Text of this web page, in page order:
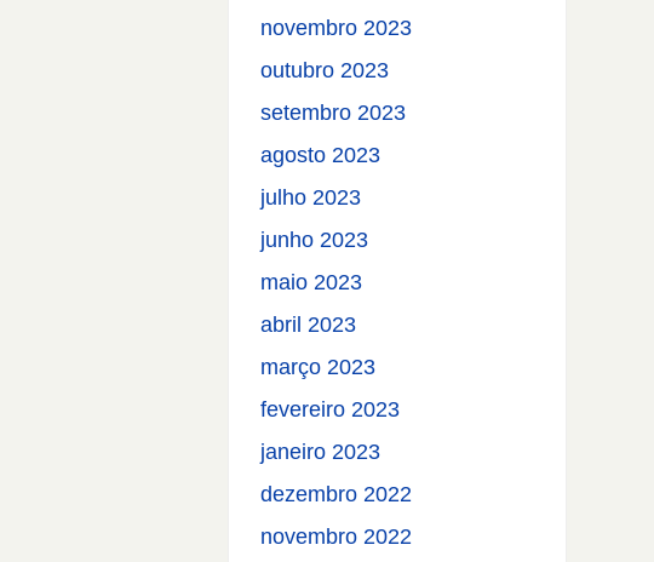
novembro 2023
outubro 2023
setembro 2023
agosto 2023
julho 2023
junho 2023
maio 2023
abril 2023
março 2023
fevereiro 2023
janeiro 2023
dezembro 2022
novembro 2022